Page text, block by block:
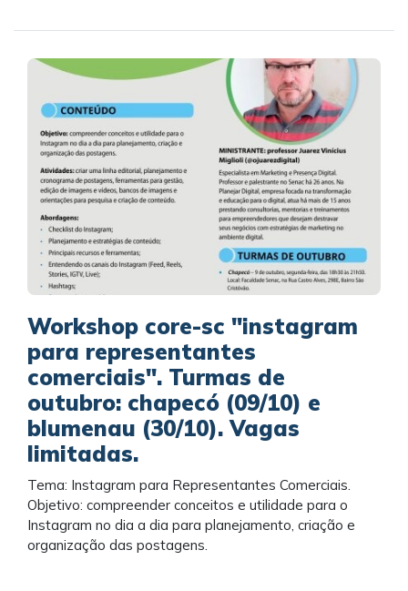
Workshop core-sc "instagram
para representantes
comerciais". Turmas de
outubro: chapecó (09/10) e
blumenau (30/10). Vagas
limitadas.
Tema: Instagram para Representantes Comerciais.
Objetivo: compreender conceitos e utilidade para o
Instagram no dia a dia para planejamento, criação e
organização das postagens.